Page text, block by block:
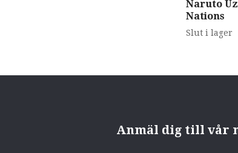
Naruto
Nations
Slut i lager
Anmäl dig till vår